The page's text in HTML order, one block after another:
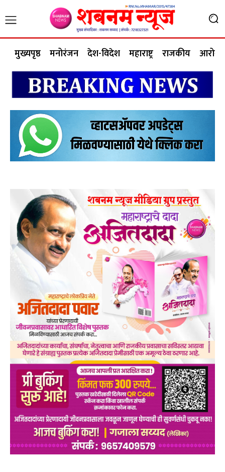
मुख्यपृष्ठ मनोरंजन देश-विदेश महाराष्ट्र राजकीय आरोग्य